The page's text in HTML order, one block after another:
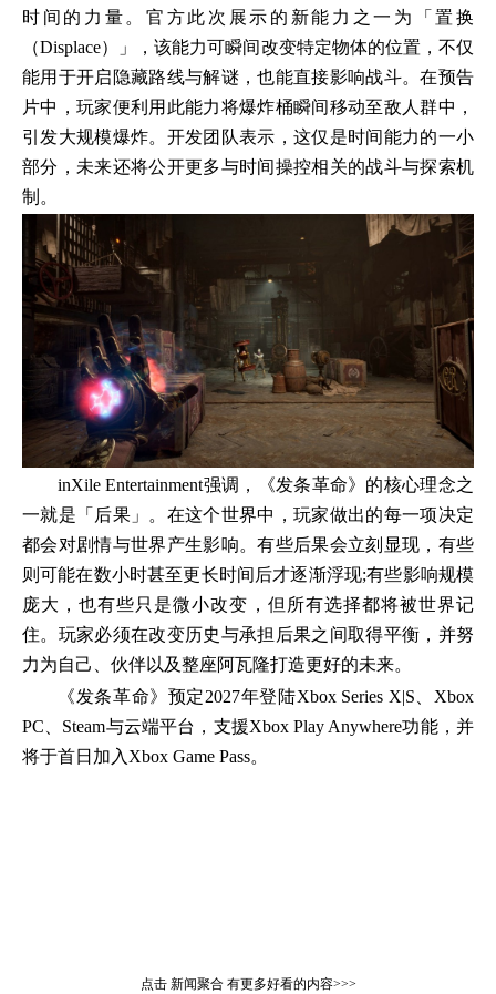
时间的力量。官方此次展示的新能力之一为「置换
（Displace）」，该能力可瞬间改变特定物体的位置，不仅
能用于开启隐藏路线与解谜，也能直接影响战斗。在预告
片中，玩家便利用此能力将爆炸桶瞬间移动至敌人群中，
引发大规模爆炸。开发团队表示，这仅是时间能力的一小
部分，未来还将公开更多与时间操控相关的战斗与探索机
制。
inXile Entertainment强调，《发条革命》的核心理念之
一就是「后果」。在这个世界中，玩家做出的每一项决定
都会对剧情与世界产生影响。有些后果会立刻显现，有些
则可能在数小时甚至更长时间后才逐渐浮现;有些影响规模
庞大，也有些只是微小改变，但所有选择都将被世界记
住。玩家必须在改变历史与承担后果之间取得平衡，并努
力为自己、伙伴以及整座阿瓦隆打造更好的未来。
《发条革命》预定2027年登陆Xbox Series X|S、Xbox
PC、Steam与云端平台，支援Xbox Play Anywhere功能，并
将于首日加入Xbox Game Pass。
点击 新闻聚合有更多好看的内容>>>